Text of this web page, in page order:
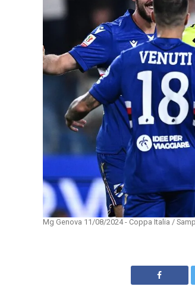
Mg Genova 11/08/2024 - Coppa Italia /